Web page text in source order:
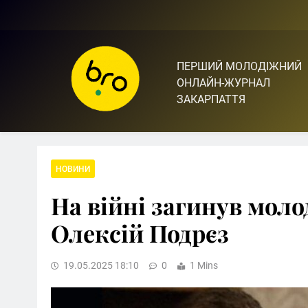
Bro.org.ua | BRO – ЦЕ
ПЕРШИЙ МОЛОДІЖНИЙ
ОНЛАЙН-ЖУРНАЛ
ЗАКАРПАТТЯ
НОВИНИ
На війні загинув
Олексій Подрєз
19.05.2025 18:10 0 1 Mins